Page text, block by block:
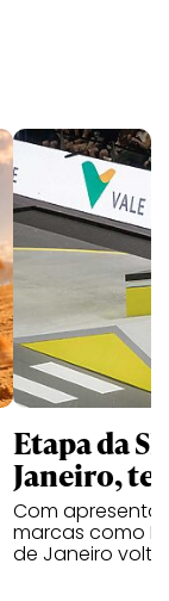
Etapa da
Janeiro,
Com
marcas como
de Janeiro